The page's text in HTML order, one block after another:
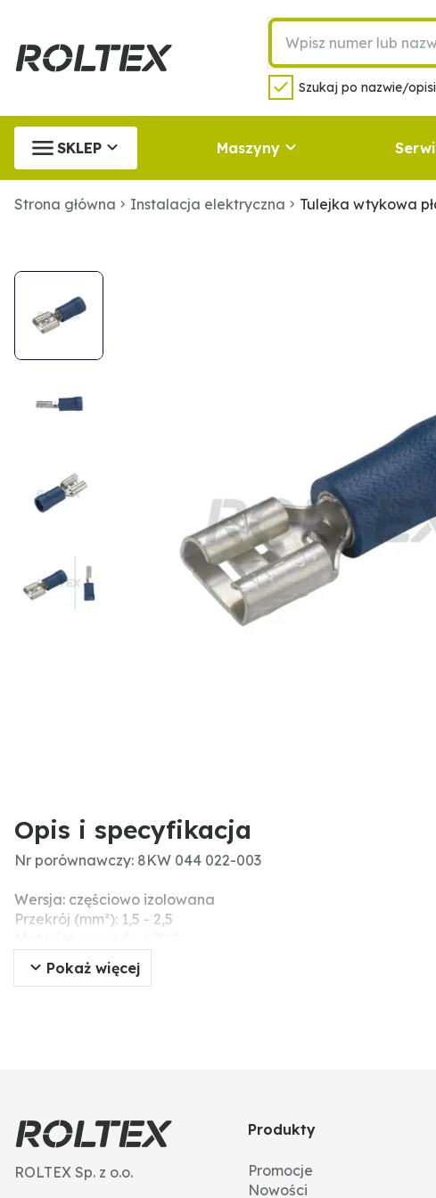
Szukaj po nazwie/
SKLEP Maszyny
Strona główna Instalacja elektryczna Tulejka wtykowa
Opis i specyfikacja
Nr porównawczy: 8KW 044 022-003
Wersja: częściowo izolowana
Przekrój (mm²): 1,5 - 2,5
Powierzchnia: ocynowana
Przyłącze: Tulejka wtykowa płaska
Pokaż więcej
ROLTEX Sp. z o.o.
Produkty
Promocje
Nowości